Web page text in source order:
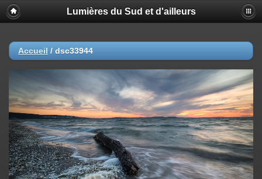
Lumières du Sud et d'ailleurs
Accueil / dsc33944